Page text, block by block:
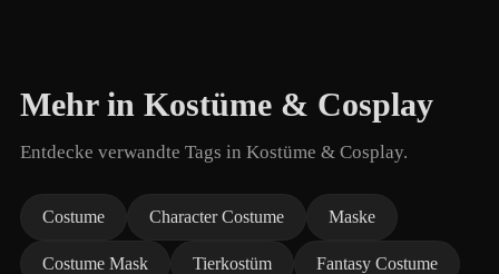
Mehr in Kostüme & Cosplay
Entdecke verwandte Tags in Kostüme & Cosplay.
Costume Character Costume Maske
Costume Mask Tierkostüm Fantasy Costume